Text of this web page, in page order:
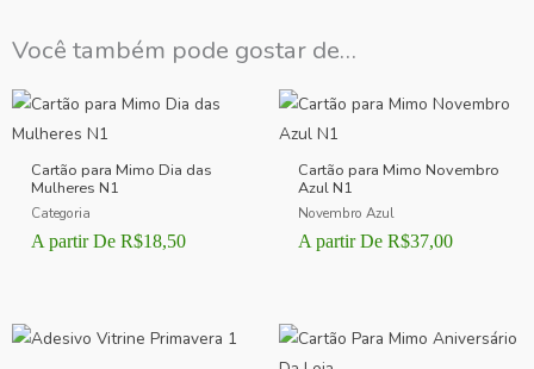
Você também pode gostar de…
Cartão para Mimo Dia das
Mulheres N1
Categoria
A partir De R$18,50
Cartão para Mimo Novembro
Azul N1
Novembro Azul
A partir De R$37,00